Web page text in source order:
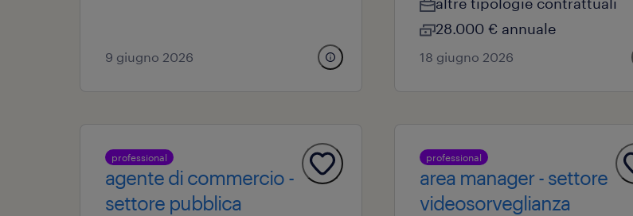
9 giugno 2026
28.000 € annuale
18 giugno 2026
professional
agente di commercio -
settore pubblica
professional
area manager - settore
videosorveglianza